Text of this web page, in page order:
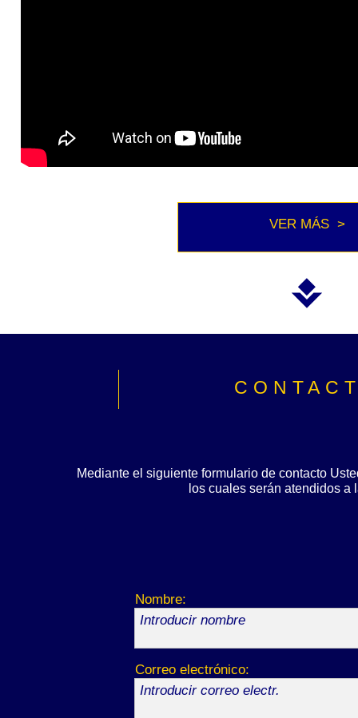
VER MÁS >
Mediante el siguiente formulario de contacto
los cuales serán atendidos a
Nombre:
Introducir nombre
Correo electrónico:
Introducir correo electr.